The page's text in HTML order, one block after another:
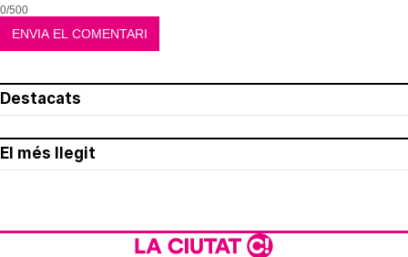
0/500
Destacats
El més llegit